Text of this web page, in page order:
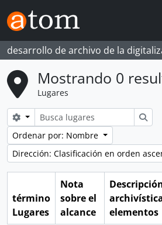
Skip to main content
desarrollo de archivo de la
Mostrando 0
Lugares
Search options
Ordenar por: Nombre
Dirección: Clasificación en orden
término
Lugares
Nota
sobre el
alcance
elementos